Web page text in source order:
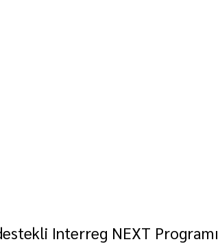
Interreg NEXT Programı